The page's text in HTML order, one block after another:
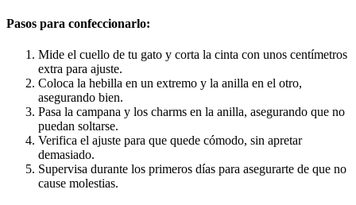
Pasos para confeccionarlo:
Mide el cuello de tu gato y corta la cinta con unos centímetros
extra para ajuste.
Coloca la hebilla en un extremo y la anilla en el otro,
asegurando bien.
Pasa la campana y los charms en la anilla, asegurando que no
puedan soltarse.
Verifica el ajuste para que quede cómodo, sin apretar
demasiado.
Supervisa durante los primeros días para asegurarte de que no
cause molestias.